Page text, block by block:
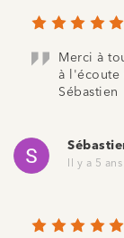
Merci à
à l'écoute
Sébastien
Il y a 5 ans